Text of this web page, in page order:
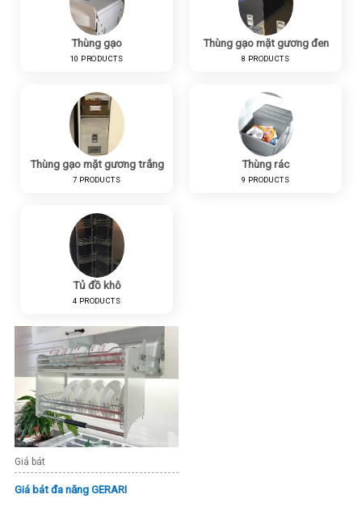
Thùng gạo
10 PRODUCTS
Thùng gạo mặt gương đen
8 PRODUCTS
Thùng gạo mặt gương trắng
7 PRODUCTS
Thùng rác
9 PRODUCTS
Tủ đồ khô
4 PRODUCTS
Giá bát
Giá bát đa năng GERARI